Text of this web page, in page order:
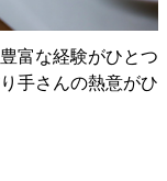
富な経験がひとつ
手さんの熱意がひ